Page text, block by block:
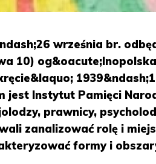
września br.
10)
jest Instytut Pamięci
prawnicy,
zanalizować rolę i
formy i